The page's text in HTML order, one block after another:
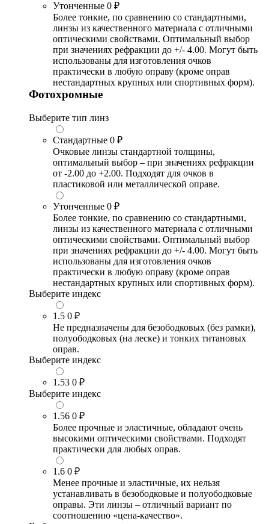
Утонченные 0 ₽
Более тонкие, по сравнению со стандартными,
линзы из качественного материала с отличными
оптическими свойствами. Оптимальный выбор
при значениях рефракции до +/- 4.00. Могут быть
использованы для изготовления очков
практически в любую оправу (кроме оправ
нестандартных крупных или спортивных форм).
Фотохромные
Выберите тип линз
Стандартные 0 ₽
Очковые линзы стандартной толщины,
оптимальный выбор – при значениях рефракции
от -2.00 до +2.00. Подходят для очков в
пластиковой или металлической оправе.
Утонченные 0 ₽
Более тонкие, по сравнению со стандартными,
линзы из качественного материала с отличными
оптическими свойствами. Оптимальный выбор
при значениях рефракции до +/- 4.00. Могут быть
использованы для изготовления очков
практически в любую оправу (кроме оправ
нестандартных крупных или спортивных форм).
Выберите индекс
1.5 0 ₽
Не предназначены для безободковых (без рамки),
полуободковых (на леске) и тонких титановых
оправ.
Выберите индекс
1.53 0 ₽
Выберите индекс
1.56 0 ₽
Более прочные и эластичные, обладают очень
высокими оптическими свойствами. Подходят
практически для любых оправ.
1.6 0 ₽
Менее прочные и эластичные, их нельзя
устанавливать в безободковые и полуободковые
оправы. Эти линзы – отличный вариант по
соотношению «цена-качество».